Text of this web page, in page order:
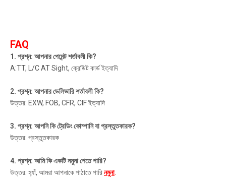
FAQ
1. প্রশ্ন: আপনার পেমেন্ট শর্তাবলী কি?
A:TT, L/C AT Sight, ক্রেডিট কার্ড ইত্যাদি
2. প্রশ্ন: আপনার ডেলিভারি শর্তাবলী কি?
উত্তর: EXW, FOB, CFR, CIF ইত্যাদি
3. প্রশ্ন: আপনি কি ট্রেডিং কোম্পানি বা প্রস্তুতকারক?
উত্তর: প্রস্তুতকারক
4. প্রশ্ন: আমি কি একটি নমুনা পেতে পারি?
উত্তর: হ্যাঁ, আমরা আপনাকে পাঠাতে পারিনমুনা.